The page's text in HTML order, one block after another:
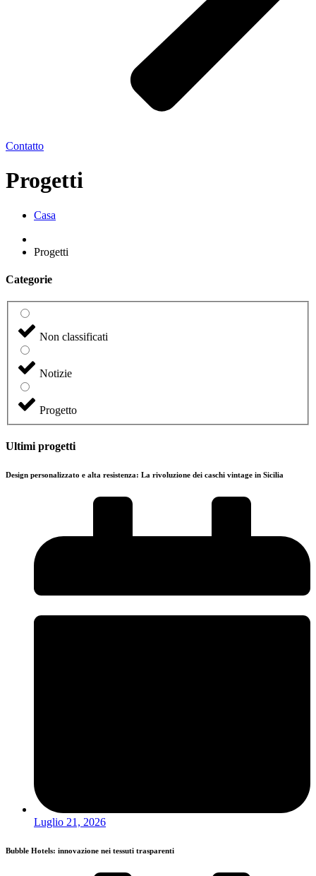
Contatto
Progetti
Casa
Progetti
Categorie
Non classificati
Notizie
Progetto
Ultimi progetti
Design personalizzato e alta resistenza: La rivoluzione dei caschi vintage in Sicilia
Luglio 21, 2026
Bubble Hotels: innovazione nei tessuti trasparenti